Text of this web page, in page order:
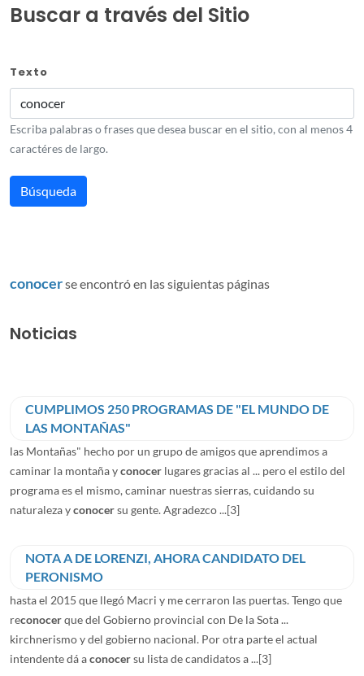
Buscar a través del Sitio
Texto
Escriba palabras o frases que desea buscar en el sitio, con al menos 4
caractéres de largo.
conocerse encontró en las siguientas páginas
Noticias
CUMPLIMOS 250 PROGRAMAS DE "EL MUNDO DE
LAS MONTAÑAS"
las Montañas" hecho por un grupo de amigos que aprendimos a
caminar la montaña yconocer lugares gracias al ... pero el estilo del
programa es el mismo, caminar nuestras sierras, cuidando su
naturaleza yconocersu gente. Agradezco ...[3]
NOTA A DE LORENZI, AHORA CANDIDATO DEL
PERONISMO
hasta el 2015 que llegó Macri y me cerraron las puertas. Tengo que
reconocerque del Gobierno provincial con De la Sota ...
kirchnerismo y del gobierno nacional. Por otra parte el actual
intendente dá aconocersu lista de candidatos a ...[3]